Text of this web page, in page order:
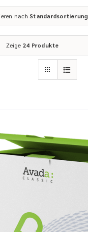
nach Standardsortierung
Zeige 24 Produkte